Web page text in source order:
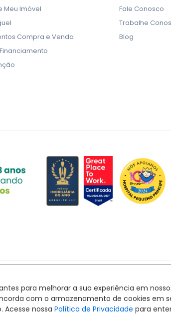
para melhorar a sua experiência em
com o armazenamento de cookies em
Acesse nossa Política de Privacidade para
Meu Imóvel
Compra e Venda
Fale Conosco
Trabalhe
Blog
Política de privacidade
Termos de uso
Feito com
pelo time daRocketImob | Site